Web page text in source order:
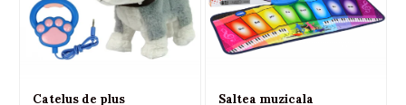
Catelus de plus
Saltea muzicala